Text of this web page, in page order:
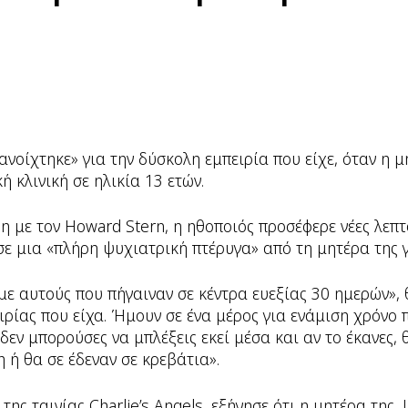
για την δύσκολη εμπειρία που είχε, όταν η
κλινική σε ηλικία 13 ετών.
με τον Howard Stern, η ηθοποιός προσέφερε νέες
μια «πλήρη ψυχιατρική πτέρυγα» από τη μητέρα της
αυτούς που πήγαιναν σε κέντρα ευεξίας 30
που είχα. Ήμουν σε ένα μέρος για ενάμιση χρόνο
μπορούσες να μπλέξεις εκεί μέσα και αν το έκανες,
θα σε έδεναν σε κρεβάτια».